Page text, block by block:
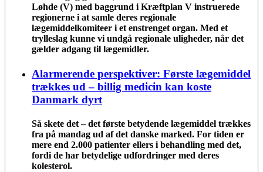
Løhde (V) med baggrund i Kræftplan V instruerede
regionerne i at samle deres regionale
lægemiddelkomiteer i et enstrenget organ. Med et
trylleslag kunne vi undgå regionale uligheder, når det
gælder adgang til lægemidler.
Alarmerende perspektiver: Første lægemiddel
trækkes ud – billig medicin kan koste
Danmark dyrt
Så skete det – det første betydende lægemiddel trækkes
fra på mandag ud af det danske marked. For tiden er
mere end 2.000 patienter ellers i behandling med det,
fordi de har betydelige udfordringer med deres
kolesterol.